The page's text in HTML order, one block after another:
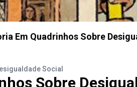
Em Quadrinhos Sobre
Social
Sobre